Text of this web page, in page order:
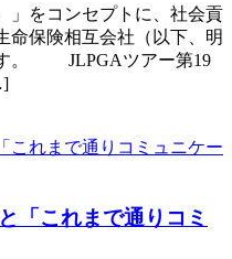
」をコンセプトに、社会貢
命保険相互会社（以下、明
す。 JLPGAツアー第19
「これまで通りコミ